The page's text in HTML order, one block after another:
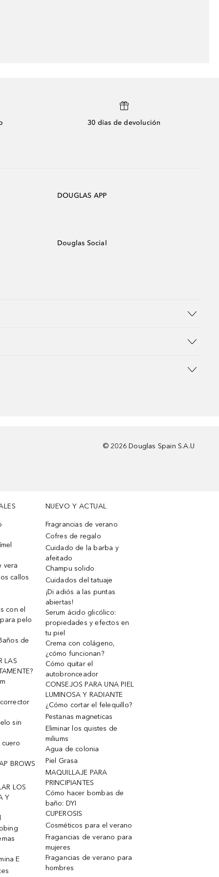
30 días de devolución
DOUGLAS APP
Douglas Social
© 2026 Douglas Spain S.A.U
vera
callos
con el
pelo
de
LAS
sin
BROWS
LOS
Y
E
NUEVO Y ACTUAL
Fragrancias de verano
Cofres de regalo
Cuidado de la barba y
afeitado
Champu solido
Cuidados del tatuaje
¡Di adiós a las puntas
abiertas!
Serum ácido glicólico:
propiedades y efectos en
tu piel
Crema con colágeno,
¿cómo funcionan?
Cómo quitar el
autobronceador
CONSEJOS PARA UNA PIEL
LUMINOSA Y RADIANTE
¿Cómo cortar el felequillo?
Pestanas magneticas
Eliminar los quistes de
miliums
Agua de colonia
Piel Grasa
MAQUILLAJE PARA
PRINCIPIANTES
Cómo hacer bombas de
baño: DYI
CUPEROSIS
Cosméticos para el verano
Fragancias de verano para
mujeres
Fragancias de verano para
hombres